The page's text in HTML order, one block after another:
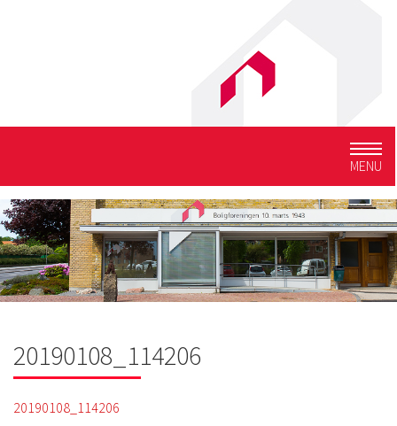
MENU
20190108_114206
20190108_114206